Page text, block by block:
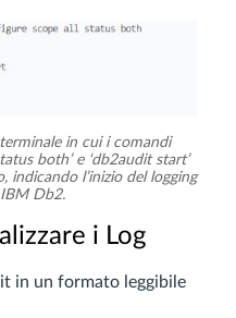
in cui i comandi
both’ e ‘db2audit start’
indicando l’inizio del logging
Db2.
i Log
in un formato leggibile